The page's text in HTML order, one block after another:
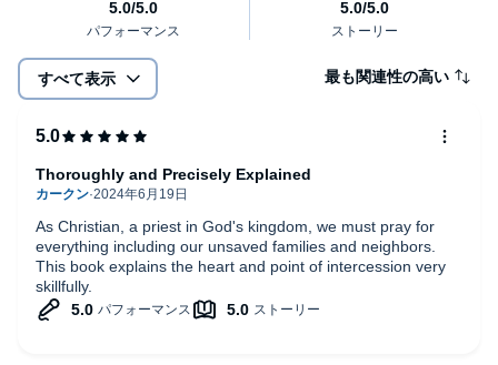
すべて表示 最も関連性の高い
As Christian, a priest in God's kingdom, we must pray for
everything including our unsaved families and neighbors.
This book explains the heart and point of intercession very
skillfully.
Thoroughly and Precisely Explained